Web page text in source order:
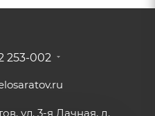
253-002
ул. 3-я Дачная, д.